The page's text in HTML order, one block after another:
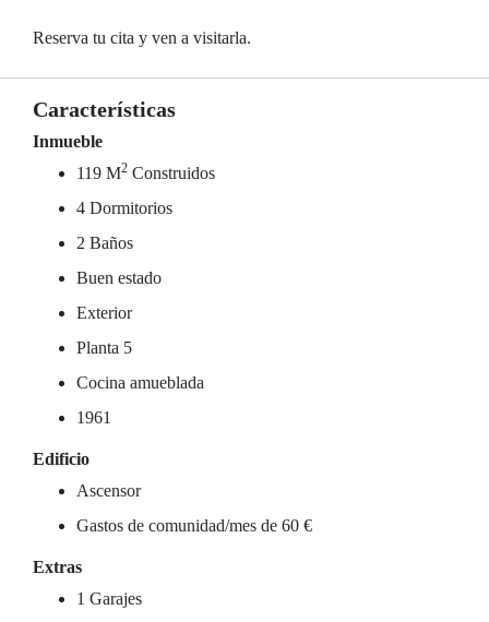
Reserva tu cita y ven a visitarla.
Características
Inmueble
119 M2 Construidos
4 Dormitorios
2 Baños
Buen estado
Exterior
Planta 5
Cocina amueblada
1961
Edificio
Ascensor
Gastos de comunidad/mes de 60 €
Extras
1 Garajes